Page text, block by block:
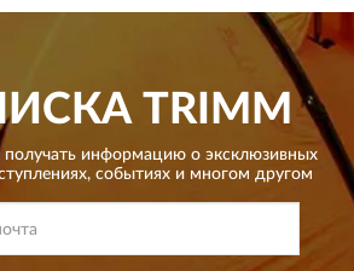
TRIMM
информацию о эксклюзивных
событиях и многом другом